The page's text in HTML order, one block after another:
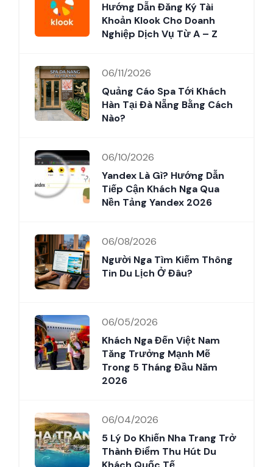
Hướng Dẫn Đăng Ký Tài
Khoản Klook Cho Doanh
Nghiệp Dịch Vụ Từ A – Z
06/11/2026
Quảng Cáo Spa Tới Khách
Hàn Tại Đà Nẵng Bằng Cách
Nào?
06/10/2026
Yandex Là Gì? Hướng Dẫn
Tiếp Cận Khách Nga Qua
Nền Tảng Yandex 2026
06/08/2026
Người Nga Tìm Kiếm Thông
Tin Du Lịch Ở Đâu?
06/05/2026
Khách Nga Đến Việt Nam
Tăng Trưởng Mạnh Mẽ
Trong 5 Tháng Đầu Năm
2026
06/04/2026
5 Lý Do Khiến Nha Trang Trở
Thành Điểm Thu Hút Du